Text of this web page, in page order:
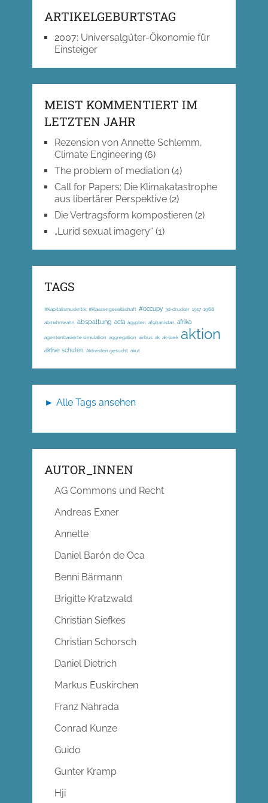
ARTIKELGEBURTSTAG
2007: Universalgüter-Ökonomie für
Einsteiger
MEIST KOMMENTIERT IM
LETZTEN JAHR
Rezension von Annette Schlemm,
Climate Engineering (6)
The problem of mediation(4)
Call for Papers: Die Klimakatastrophe
aus libertärer Perspektive(2)
Die Vertragsform kompostieren(2)
„Lurid sexual imagery“ (1)
TAGS
#Kapitalismuskritik; #Klassengesellschaft #occupy 3d-drucker 1917 1968
abmahnwahn abspaltung acta ägypten afghanistan afrika
agentenbasierte simulation aggregation airbus ak ak-loek aktion
aktive schulen Aktivisten gesucht akut
► Alle Tags ansehen
AUTOR_INNEN
AG Commons und Recht
Andreas Exner
Annette
Daniel Barón de Oca
Benni Bärmann
Brigitte Kratzwald
Christian Siefkes
Christian Schorsch
Daniel Dietrich
Markus Euskirchen
Franz Nahrada
Conrad Kunze
Guido
Gunter Kramp
Hji